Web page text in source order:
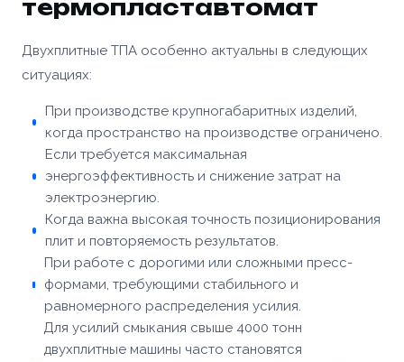
термопластавтомат
Двухплитные ТПА особенно актуальны в следующих
ситуациях:
При производстве крупногабаритных изделий,
когда пространство на производстве ограничено.
Если требуется максимальная
энергоэффективность и снижение затрат на
электроэнергию.
Когда важна высокая точность позиционирования
плит и повторяемость результатов.
При работе с дорогими или сложными пресс-
формами, требующими стабильного и
равномерного распределения усилия.
Для усилий смыкания свыше 4000 тонн
двухплитные машины часто становятся